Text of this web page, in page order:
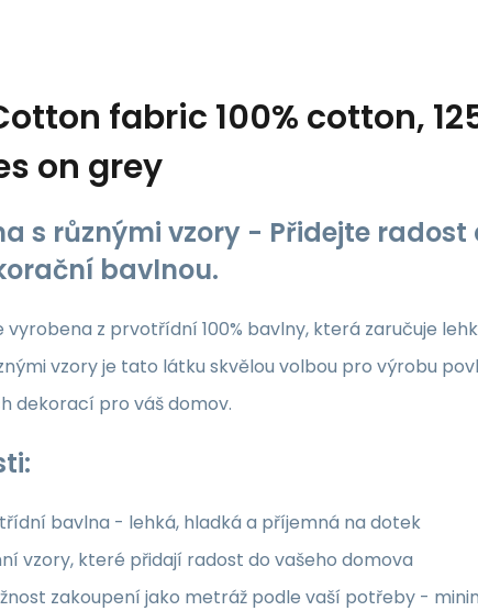
fabric 100% cotton,
on grey
s různými vzory - Přidejte radost
bavlnou.
z prvotřídní 100% bavlny, která zaručuje
vzory je tato látku skvělou volbou pro výrobu
dekorací pro váš domov.
bavlna - lehká, hladká a příjemná na dotek
vzory, které přidají radost do vašeho domova
zakoupení jako metráž podle vaší potřeby -